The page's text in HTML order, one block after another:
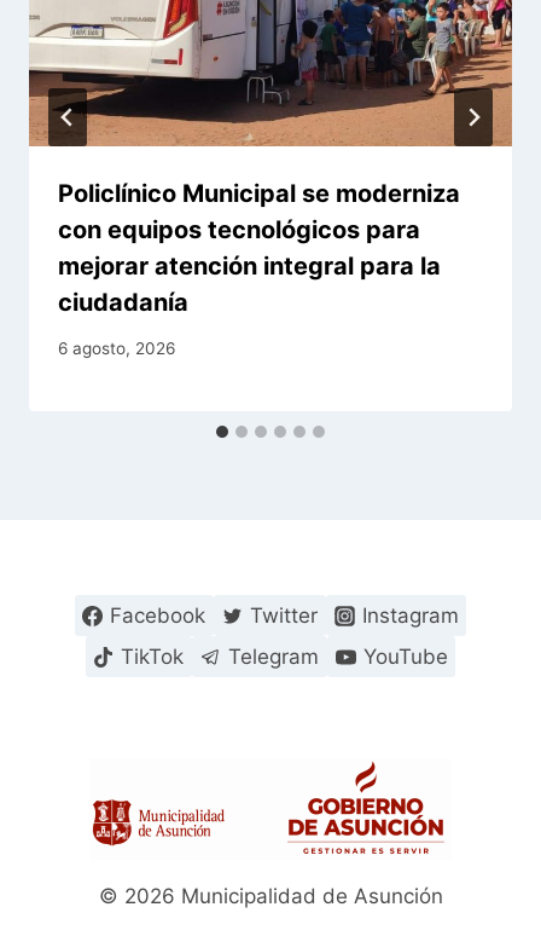
Policlínico Municipal se moderniza
con equipos tecnológicos para
mejorar atención integral para la
ciudadanía
6 agosto, 2026
Facebook Twitter
Instagram
TikTok
Telegram YouTube
© 2026 Municipalidad de Asunción